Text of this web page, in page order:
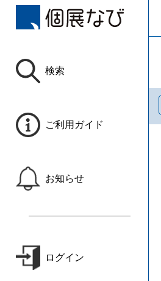
検索
ご利用ガイド
お知らせ
ログイン